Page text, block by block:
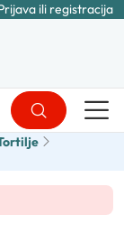
ili registracija